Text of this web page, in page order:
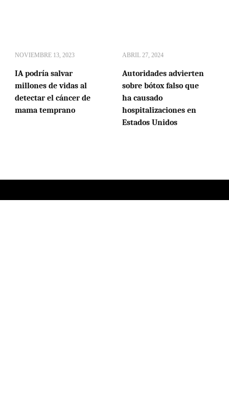
NOVIEMBRE 13, 2023
IA podría salvar
millones de vidas al
detectar el cáncer de
mama temprano
ABRIL 27, 2024
Autoridades advierten
sobre bótox falso que
ha causado
hospitalizaciones en
Estados Unidos